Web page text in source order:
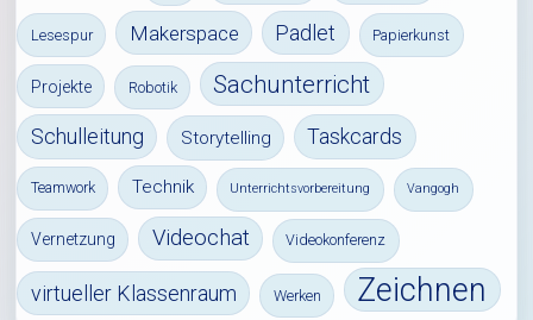
Lesespur Makerspace Padlet Papierkunst
Projekte Robotik Sachunterricht
Schulleitung Storytelling Taskcards
Teamwork Technik Unterrichtsvorbereitung Vangogh
Vernetzung Videochat Videokonferenz
virtueller Klassenraum Werken Zeichnen